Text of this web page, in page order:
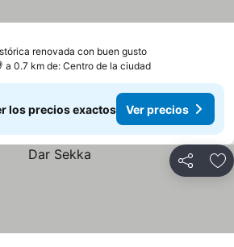
renovada con buen gusto
a 0.7 km de: Centro de la ciudad
los precios exactos Ver precios
Compartir